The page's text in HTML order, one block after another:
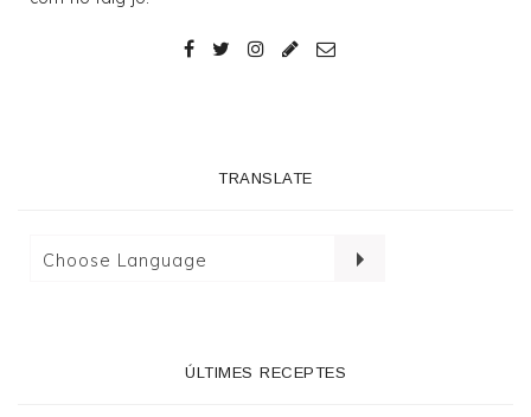
TRANSLATE
ÚLTIMES RECEPTES